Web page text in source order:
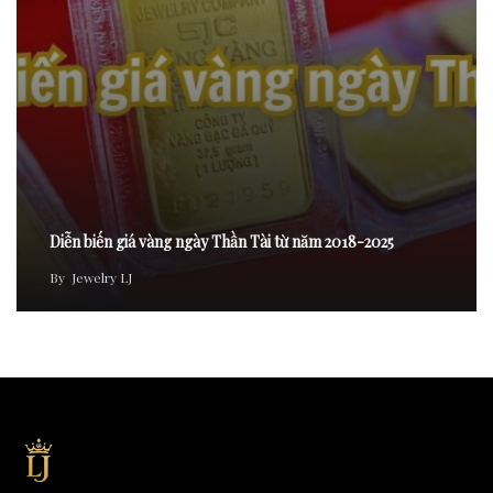
Diễn biến giá vàng ngày Thần Tài từ năm 2018-2025
By Jewelry LJ